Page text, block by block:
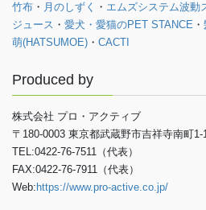
竹布 ・ 月のしずく ・ エムズシステム波動
ジュース ・ 愛犬・愛猫のPET STANCE ・
萌(HATSUMOE) ・ CACTI
Produced by
株式会社 プロ・アクティブ
〒180-0003 東京都武蔵野市吉祥寺南町1-
TEL:0422-76-7511（代表）
FAX:0422-76-7911（代表）
Web: https://www.pro-active.co.jp/